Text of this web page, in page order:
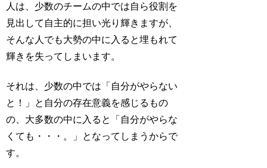
人は、少数のチームの中では自ら役割を
見出して自主的に担い光り輝きますが、
そんな人でも大勢の中に入ると埋もれて
輝きを失ってしまいます。
それは、少数の中では「自分がやらない
と！」と自分の存在意義を感じるもの
の、大多数の中に入ると「自分がやらな
くても・・・。」となってしまうからで
す。